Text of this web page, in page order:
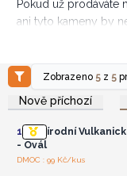
Pokud už prodáváte
ani tyto kameny by
Zobrazeno 5 z 5
Nově příchozí
Přihlaste se nebo
zaregistrujte pro
velkoobchodní
10xPřírodní
- Ovál
DMOC : 99 Kč/kus
Přihlaste se nebo